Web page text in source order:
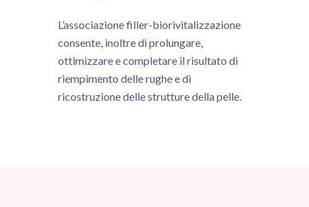
L’associazione filler-biorivitalizzazione
consente, inoltre di prolungare,
ottimizzare e completare il risultato di
riempimento delle rughe e di
ricostruzione delle strutture della pelle.